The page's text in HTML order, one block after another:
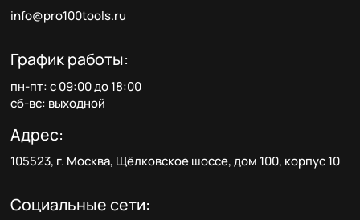
info@pro100tools.ru
График работы:
пн-пт: с 09:00 до 18:00
сб-вс: выходной
Адрес:
105523, г. Москва, Щёлковское шоссе, дом 100, корпус 10
Социальные сети: